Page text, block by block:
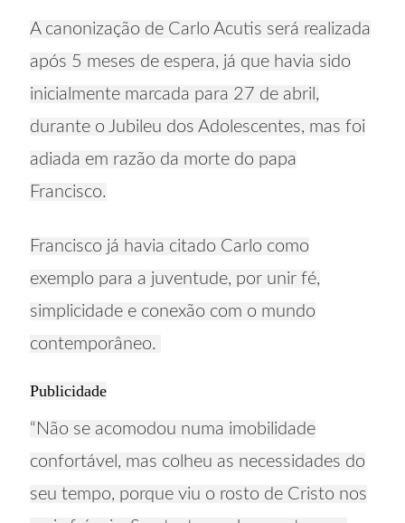
A canonização de Carlo Acutis será realizada
após 5 meses de espera, já que havia sido
inicialmente marcada para 27 de abril,
durante o Jubileu dos Adolescentes, mas foi
adiada em razão da morte do papa
Francisco.
Francisco já havia citado Carlo como
exemplo para a juventude, por unir fé,
simplicidade e conexão com o mundo
contemporâneo.
Publicidade
“Não se acomodou numa imobilidade
confortável, mas colheu as necessidades do
seu tempo, porque viu o rosto de Cristo nos